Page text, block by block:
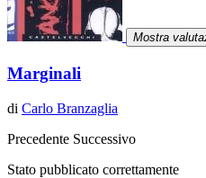
Mostra
Marginali
di Carlo Branzaglia
Precedente Successivo
Stato pubblicato correttamente